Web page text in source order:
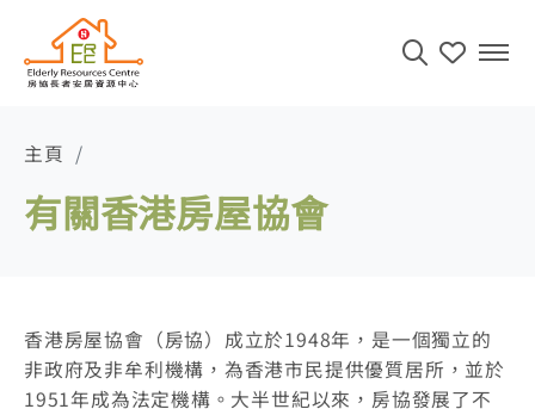
目錄
主頁
有關香港房屋協會
香港房屋協會（房協）成立於1948年，是一個獨立的
非政府及非牟利機構，為香港市民提供優質居所，並於
1951年成為法定機構。大半世紀以來，房協發展了不